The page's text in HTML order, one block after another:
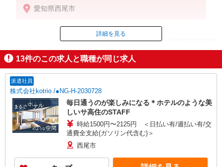
★週払いOK（規定あり）
愛知県西尾市
ID：AE0626559289
掲載期間終了
詳細を見る
13件のこの求人と職種が同じ求人
派遣社員
株式会社kotrio /●NG-H-2030728
毎日通うのが楽しみになる＊ホテルのような美
しいサ高住のSTAFF
時給1500円〜2125円 ＜日払い有/週払い有/交
通費全支給(ガソリン代含む)＞
西尾市